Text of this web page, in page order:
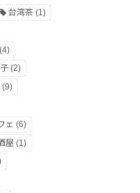
台湾茶 (1)
(2)
(9)
ェ (6)
屋 (1)